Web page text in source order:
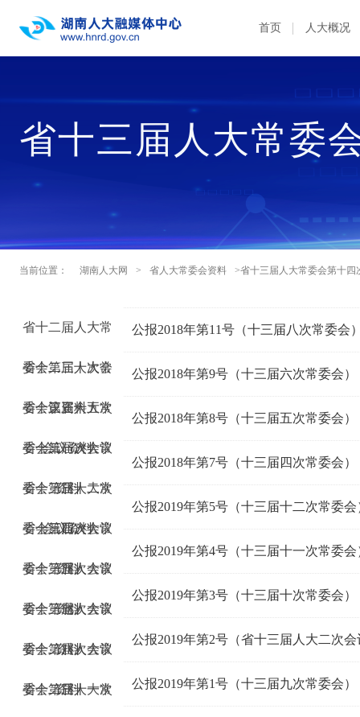
首页 人大概况
省十三届人大常委
当前位置： 湖南人大网 > 省人大常委会资料 >省十三届人大常委会第十四
省十二届人大常
委会第三十次会
议资料
省十二届人大常
委会第三十五次
会议资料
省十三届人大常
委会第一次会议
资料
省十二届人大常
委会第三十二次
会议资料
省十三届人大常
委会第四次会议
资料
省十三届人大常
委会第五次会议
资料
省十三届人大常
委会第七次会议
资料
省十三届人大常
委会第八次会议
资料
省十二届人大常
委会第三十一次
省十二届人大常
公报2018年第11号（十三届八次常委会
公报2018年第9号（十三届六次常委会）
公报2018年第8号（十三届五次常委会）
公报2018年第7号（十三届四次常委会）
公报2019年第5号（十三届十二次常委会
公报2019年第4号（十三届十一次常委会
公报2019年第3号（十三届十次常委会）
公报2019年第2号（省十三届人大二次会
公报2019年第1号（十三届九次常委会）